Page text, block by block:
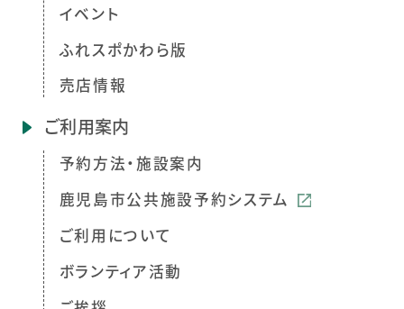
イベント
ふれスポかわら版
売店情報
ご利用案内
予約方法・施設案内
鹿児島市公共施設予約システム
ご利用について
ボランティア活動